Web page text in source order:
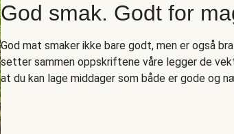
God smak. Godt for
God mat smaker ikke bare godt, men er også
setter sammen oppskriftene våre legger de
at du kan lage middager som både er gode og